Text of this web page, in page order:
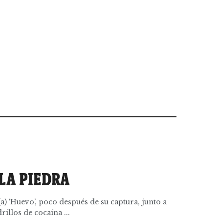
PIEDRA
‘Huevo’, poco después de su captura, junto a
de cocaína ...